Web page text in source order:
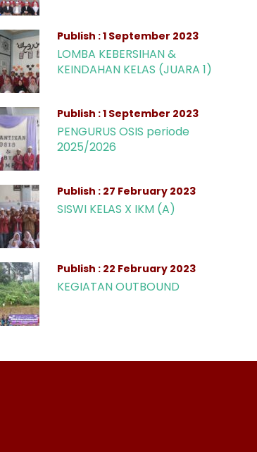
Publish : 1 September 2023
LOMBA KEBERSIHAN &
KEINDAHAN KELAS (JUARA 1)
Publish : 1 September 2023
PENGURUS OSIS periode
2025/2026
Publish : 27 February 2023
SISWI KELAS X IKM (A)
Publish : 22 February 2023
KEGIATAN OUTBOUND